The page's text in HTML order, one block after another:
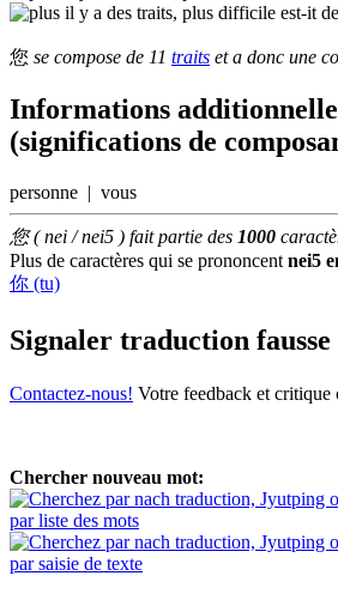
您 se compose de 11 traits et a donc une
Informations
(significations de
personne | vous
您 ( nei / nei5 ) fait partie des 1000
Plus de caractères qui se prononcent nei5
你 (tu)
Signaler traduction fausse
Contactez-nous! Votre feedback et critique
Chercher nouveau mot:
par liste des mots
par saisie de texte